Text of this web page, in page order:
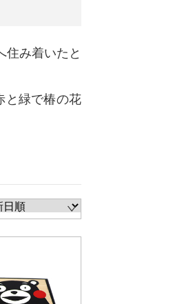
住み着いたと
と緑で椿の花